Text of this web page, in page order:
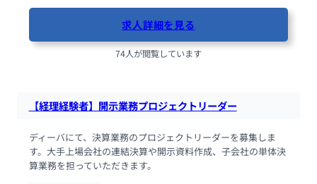
求人詳細を見る
74人が閲覧しています
【経理経験者】開示業務プロジェクトリーダー
ディーバにて、決算業務のプロジェクトリーダーを募集しま
す。大手上場会社の連結決算や開示資料作成、子会社の単体決
算業務を担っていただきます。